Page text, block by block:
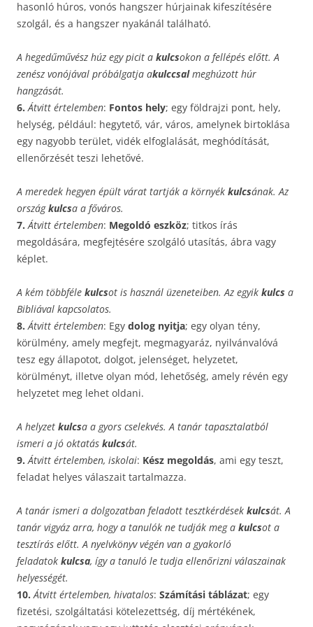
hasonló húros, vonós hangszer húrjainak kifeszítésére
szolgál, és a hangszer nyakánál található.
A hegedűművész húz egy picit a kulcsokon a fellépés előtt. A
zenész vonójával próbálgatja akulccsalmeghúzott húr
hangzását.
6. Átvitt értelemben: Fontos hely; egy földrajzi pont, hely,
helység, például: hegytető, vár, város, amelynek birtoklása
egy nagyobb terület, vidék elfoglalását, meghódítását,
ellenőrzését teszi lehetővé.
A meredek hegyen épült várat tartják a környék kulcsának. Az
országkulcsa a főváros.
7. Átvitt értelemben: Megoldó eszköz; titkos írás
megoldására, megfejtésére szolgáló utasítás, ábra vagy
képlet.
A kém többféle kulcsot is használ üzeneteiben. Az egyik kulcs a
Bibliával kapcsolatos.
8. Átvitt értelemben: Egy dolog nyitja; egy olyan tény,
körülmény, amely megfejt, megmagyaráz, nyilvánvalóvá
tesz egy állapotot, dolgot, jelenséget, helyzetet,
körülményt, illetve olyan mód, lehetőség, amely révén egy
helyzetet meg lehet oldani.
A helyzet kulcsa a gyors cselekvés. A tanár tapasztalatból
ismeri a jó oktatás kulcsát.
9. Átvitt értelemben, iskolai: Kész megoldás, ami egy teszt,
feladat helyes válaszait tartalmazza.
A tanár ismeri a dolgozatban feladott tesztkérdések kulcsát. A
tanár vigyáz arra, hogy a tanulók ne tudják meg a kulcsot a
tesztírás előtt. A nyelvkönyv végén van a gyakorló
feladatok kulcsa, így a tanuló le tudja ellenőrizni válaszainak
helyességét.
10. Átvitt értelemben, hivatalos: Számítási táblázat; egy
fizetési, szolgáltatási kötelezettség, díj mértékének,